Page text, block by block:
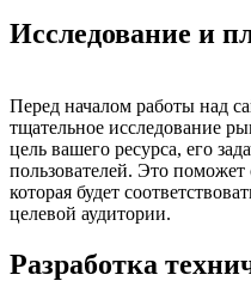
Исследование и
Перед началом работы над
тщательное исследование
цель вашего ресурса, его
пользователей. Это
которая будет
целевой аудитории.
Разработка